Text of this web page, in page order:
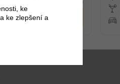
4 562
ke
ke zlepšení a